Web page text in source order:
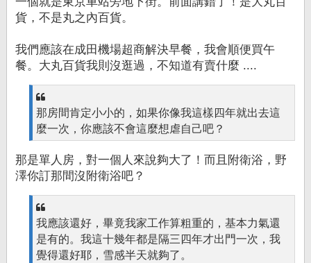
貨，不是丸之內百貨。
我們應該在成田機場超商解決早餐，我會順便買午
餐。大丸百貨我則沒逛過，不知道有賣什麼 ....
那房間肯定小小的，如果你像我這樣四年就出去這
麼一次，你應該不會這麼想虐自己吧？
那是單人房，對一個人來說夠大了！而且附衛浴，野
澤你訂那間沒附衛浴吧？
我應該還好，畢竟我家工作算粗重的，基本力氣還
是有的。我這十幾年都是隔三四年才出門一次，我
覺得還好耶，雪感半天就夠了。